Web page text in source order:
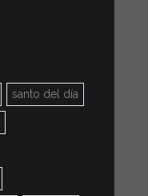
santo del día